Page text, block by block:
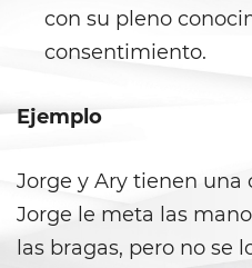
Negligent
Division of
Juvenile
con su pleno
consentimiento.
Ejemplo
Jorge y Ary tienen una
Jorge le meta las
las bragas, pero no se